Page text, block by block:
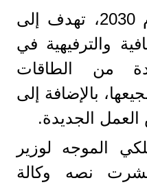
ورؤية المملكة للعام 2030، تهدف إلى
والترفيهية في
من الطاقات
بالإضافة إلى
الجديدة.
الموجه لوزير
ونشرت نصه وكالة